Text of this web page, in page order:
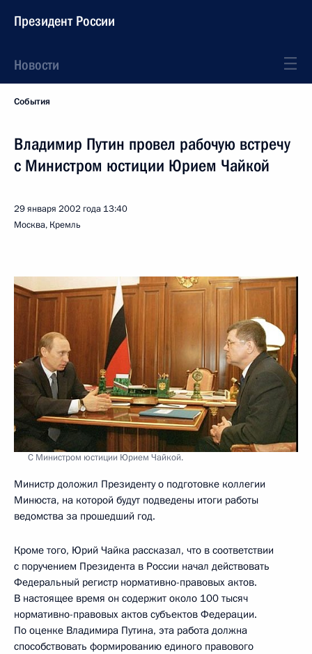
Президент России
Новости
События
Владимир Путин провел рабочую встречу
с Министром юстиции Юрием Чайкой
29 января 2002 года 13:40
Москва, Кремль
С Министром юстиции Юрием Чайкой.
Министр доложил Президенту о подготовке коллегии
Минюста, на которой будут подведены итоги работы
ведомства за прошедший год.
Кроме того, Юрий Чайка рассказал, что в соответствии
с поручением Президента в России начал действовать
Федеральный регистр нормативно-правовых актов.
В настоящее время он содержит около 100 тысяч
нормативно-правовых актов субъектов Федерации.
По оценке Владимира Путина, эта работа должна
способствовать формированию единого правового